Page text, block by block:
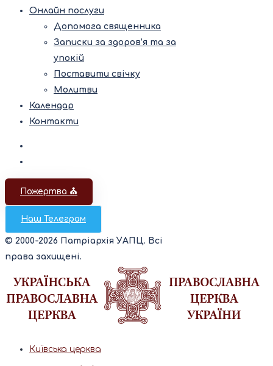
Онлайн послуги
Допомога священника
Записки за здоров’я та за
упокій
Поставити свічку
Молитви
Календар
Контакти
Пожертва ⛪️
Наш Телеграм
© 2000-2026 Патріархія УАПЦ. Всі
права захищені.
Київська церква